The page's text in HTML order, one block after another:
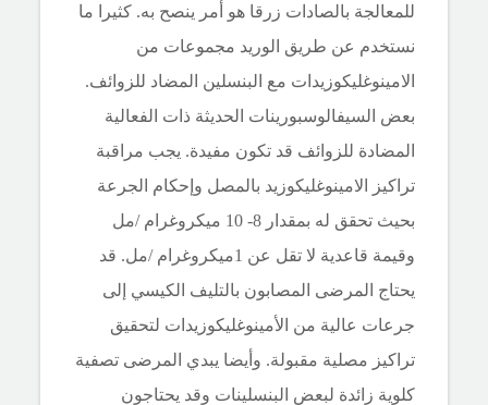
للمعالجة بالصادات زرقا هو أمر ينصح به. كثيرا ما
نستخدم عن طريق الوريد مجموعات من
الامينوغليكوزيدات مع البنسلين المضاد للزوائف.
بعض السيفالوسبورينات الحديثة ذات الفعالية
المضادة للزوائف قد تكون مفيدة. يجب مراقبة
تراكيز الامينوغليكوزيد بالمصل وإحكام الجرعة
بحيث تحقق له بمقدار 8- 10 ميكروغرام /مل
وقيمة قاعدية لا تقل عن 1ميكروغرام /مل. قد
يحتاج المرضى المصابون بالتليف الكيسي إلى
جرعات عالية من الأمينوغليكوزيدات لتحقيق
تراكيز مصلية مقبولة. وأيضا يبدي المرضى تصفية
كلوية زائدة لبعض البنسلينات وقد يحتاجون